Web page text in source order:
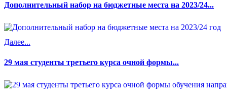
Дополнительный набор на бюджетные места на 2023/24...
Далее...
29 мая студенты третьего курса очной формы...